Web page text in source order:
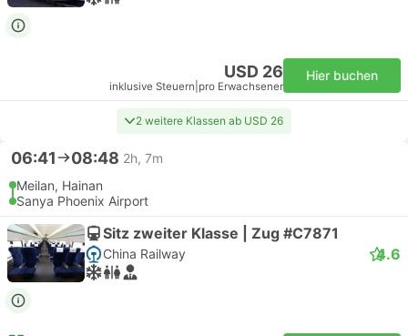
USD 26
inklusive Steuern pro Erwachsener
Hier buchen
2 weitere Klassen ab USD 26
06:41 08:48 2h, 7m
Meilan, Hainan
Sanya Phoenix Airport
Sitz zweiter Klasse | Zug #C7871
China Railway 4.6